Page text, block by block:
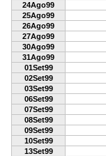
24Ago99
25Ago99
26Ago99
27Ago99
30Ago99
31Ago99
01Set99
02Set99
03Set99
06Set99
07Set99
08Set99
09Set99
10Set99
13Set99